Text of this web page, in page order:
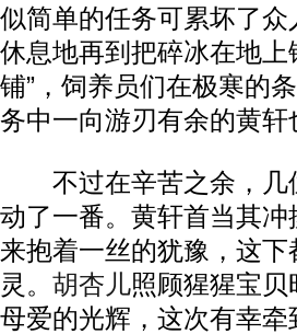
似简单的任务可累坏了
休息地再到把碎冰在地
铺”，饲养员们在极寒的
务中一向游刃有余的黄
不过在辛苦之余，几
动了一番。黄轩首当其
来抱着一丝的犹豫，这
灵。 胡杏儿照顾猩猩宝
母爱的光辉，这次有幸